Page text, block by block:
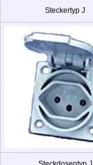
Steckertyp J